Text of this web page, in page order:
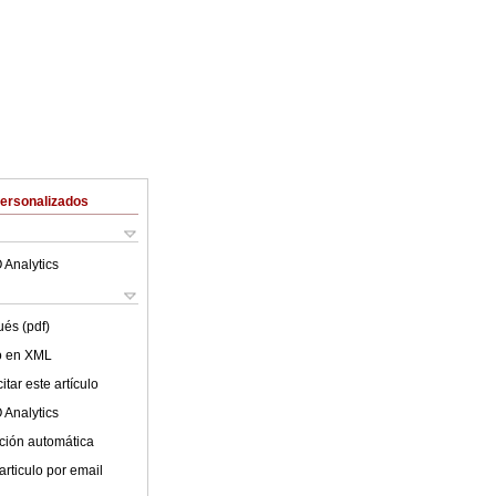
Analytics
(pdf)
en XML
este artículo
Analytics
automática
por email